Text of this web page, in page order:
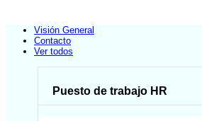
Visión General
Contacto
Ver todos
Puesto de trabajo HR